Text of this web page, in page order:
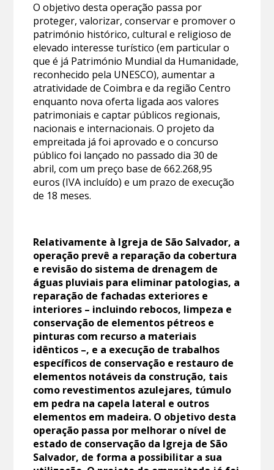
O objetivo desta operação passa por
proteger, valorizar, conservar e promover o
património histórico, cultural e religioso de
elevado interesse turístico (em particular o
que é já Património Mundial da Humanidade,
reconhecido pela UNESCO), aumentar a
atratividade de Coimbra e da região Centro
enquanto nova oferta ligada aos valores
patrimoniais e captar públicos regionais,
nacionais e internacionais. O projeto da
empreitada já foi aprovado e o concurso
público foi lançado no passado dia 30 de
abril, com um preço base de 662.268,95
euros (IVA incluído) e um prazo de execução
de 18 meses.
Relativamente à Igreja de São Salvador, a
operação prevê a reparação da cobertura
e revisão do sistema de drenagem de
águas pluviais para eliminar patologias, a
reparação de fachadas exteriores e
interiores – incluindo rebocos, limpeza e
conservação de elementos pétreos e
pinturas com recurso a materiais
idênticos –, e a execução de trabalhos
específicos de conservação e restauro de
elementos notáveis da construção, tais
como revestimentos azulejares, túmulo
em pedra na capela lateral e outros
elementos em madeira. O objetivo desta
operação passa por melhorar o nível de
estado de conservação da Igreja de São
Salvador, de forma a possibilitar a sua